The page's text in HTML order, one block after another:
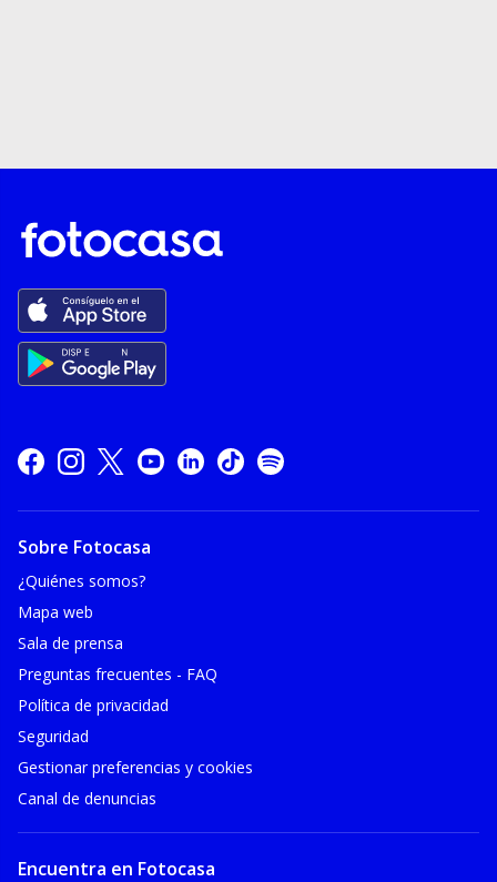
Sobre Fotocasa
¿Quiénes somos?
Mapa web
Sala de prensa
Preguntas frecuentes - FAQ
Política de privacidad
Seguridad
Gestionar preferencias y cookies
Canal de denuncias
Encuentra en Fotocasa